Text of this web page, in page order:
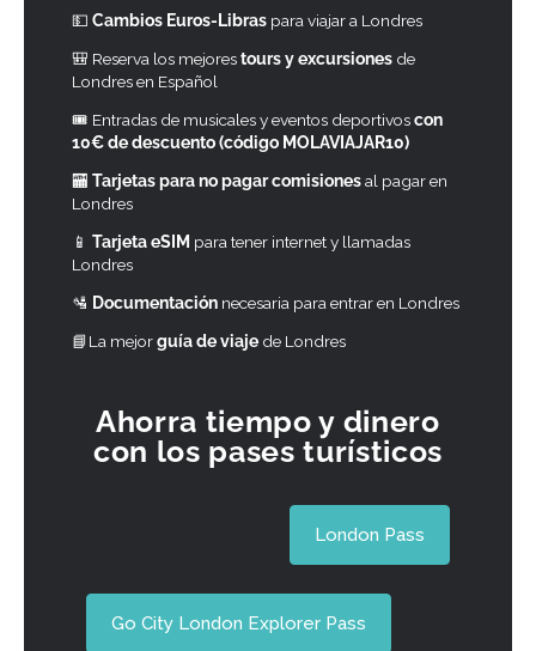
💵 Cambios Euros-Libras para viajar a Londres
🎒 Reserva los mejorestours y excursiones de
Londres en Español
🎟 Entradas de musicales y eventos deportivoscon
10€ de descuento (código MOLAVIAJAR10)
🏧 Tarjetas para no pagar comisionesal pagar en
Londres
📱 Tarjeta eSIM para tener internet y llamadas
Londres
🛂 Documentación necesaria para entrar en Londres
📘La mejorguía de viaje de Londres
Ahorra tiempo y dinero
con los pases turísticos
London Pass
Go City London Explorer Pass